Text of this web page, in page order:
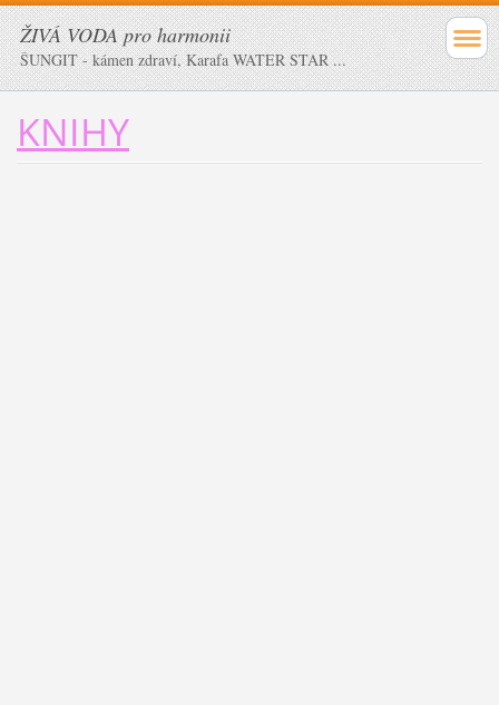
ŽIVÁ VODA pro harmonii
ŠUNGIT - kámen zdraví, Karafa WATER STAR ...
KNIHY